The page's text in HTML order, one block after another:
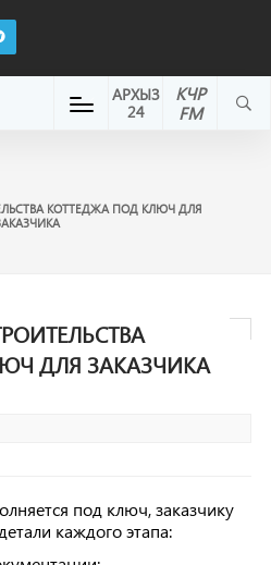
КЧР
FM
АРХЫЗ
24
КОТТЕДЖА ПОД КЛЮЧ ДЛЯ
ДЛЯ ЗАКАЗЧИКА
под ключ, заказчику
каждого этапа: